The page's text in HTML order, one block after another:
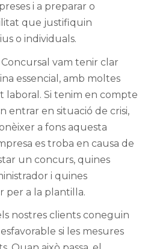
i a preparar o
que justifiquin
o individuals.
Concursal vam tenir clar
essencial, amb moltes
laboral. Si tenim en compte
entrar en situació de crisi,
a fons aquesta
es troba en causa de
un concurs, quines
i quines
per a la plantilla.
nostres clients coneguin
si les mesures